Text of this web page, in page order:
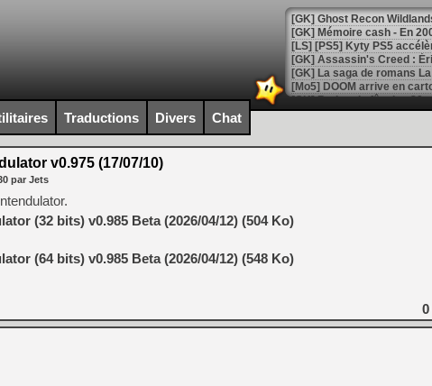
[Mo5] DOOM arrive en
[GK] Bethesda fête les 30
[GK] Roblox : l'action en
[GK] Agenda - GeForce
[LS] [PS5] ps5-y2jb-
[GK] Pourquoi Marvel
[GK] Test : Restory : Chill
[GK] GTA 6 : Rockstar
[GK] Hot Wheels Infinite
[GK] Mémoire cash -
[GK] Résultats Nintendo :
[GK] Déjà des
[Mo5] Brickboy cherche à
[GK] Minecraft et ses «
Traductions Divers Chat
v0.975 (17/07/10)
par Jets
(32 bits) v0.985 Beta (2026/04/12) (504 Ko)
(64 bits) v0.985 Beta (2026/04/12) (548 Ko)
0